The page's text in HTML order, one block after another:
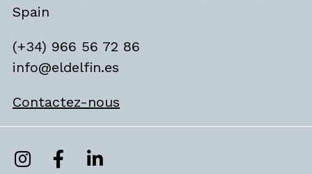
Spain
(+34) 966 56 72 86
info@eldelfin.es
Contactez-nous